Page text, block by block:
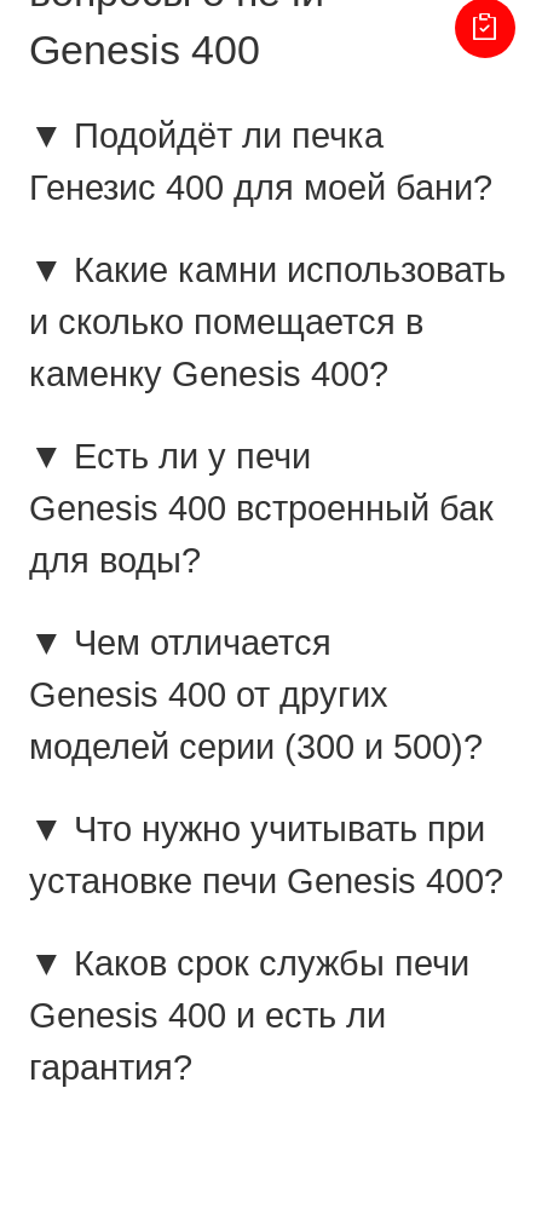
Genesis 400
▼ Подойдёт ли печка
Генезис 400 для моей бани?
▼ Какие камни использовать
и сколько помещается в
каменку Genesis 400?
▼ Есть ли у печи
Genesis 400 встроенный бак
для воды?
▼ Чем отличается
Genesis 400 от других
моделей серии (300 и 500)?
▼ Что нужно учитывать при
установке печи Genesis 400?
▼ Каков срок службы печи
Genesis 400 и есть ли
гарантия?